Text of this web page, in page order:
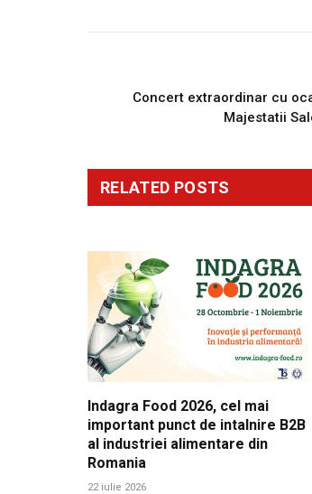
Concert extraordinar cu
Majestatii
RELATED POSTS
Indagra Food 2026, cel mai
important punct de intalnire B2B
al industriei alimentare din
Romania
22 iulie 2026